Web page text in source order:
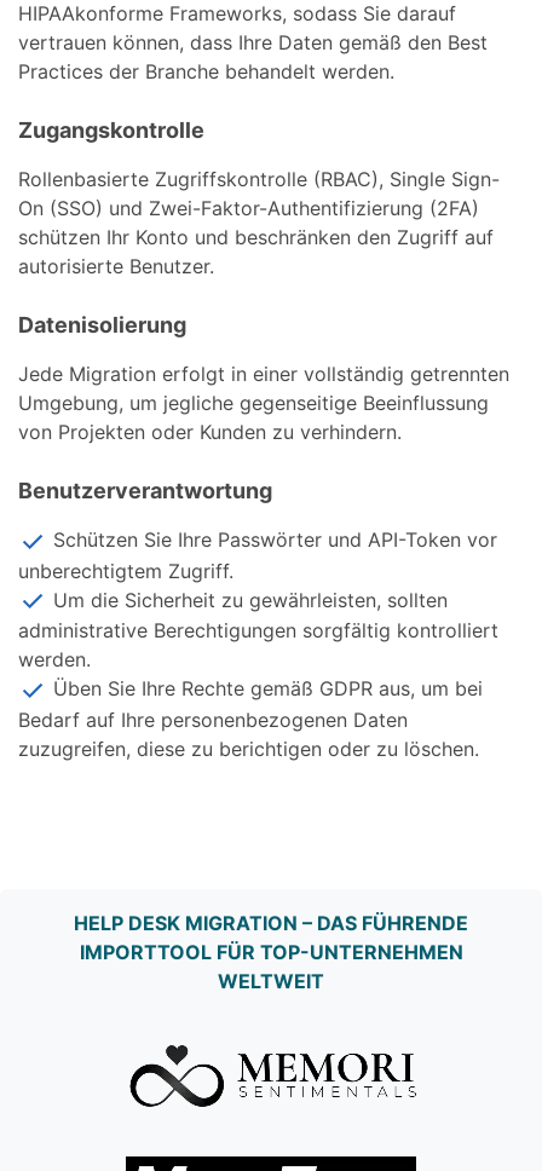
HIPAAkonforme Frameworks, sodass Sie darauf
vertrauen können, dass Ihre Daten gemäß den Best
Practices der Branche behandelt werden.
Zugangskontrolle
Rollenbasierte Zugriffskontrolle (RBAC), Single Sign-
On (SSO) und Zwei-Faktor-Authentifizierung (2FA)
schützen Ihr Konto und beschränken den Zugriff auf
autorisierte Benutzer.
Datenisolierung
Jede Migration erfolgt in einer vollständig getrennten
Umgebung, um jegliche gegenseitige Beeinflussung
von Projekten oder Kunden zu verhindern.
Benutzerverantwortung
Schützen Sie Ihre Passwörter und API-Token vor
unberechtigtem Zugriff.
Um die Sicherheit zu gewährleisten, sollten
administrative Berechtigungen sorgfältig kontrolliert
werden.
Üben Sie Ihre Rechte gemäß GDPR aus, um bei
Bedarf auf Ihre personenbezogenen Daten
zuzugreifen, diese zu berichtigen oder zu löschen.
HELP DESK MIGRATION – DAS FÜHRENDE
IMPORTTOOL FÜR TOP-UNTERNEHMEN
WELTWEIT